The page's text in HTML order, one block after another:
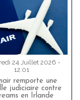
24 Juillet 2026 -
12:01
remporte une
judiciaire contre
en Irlande